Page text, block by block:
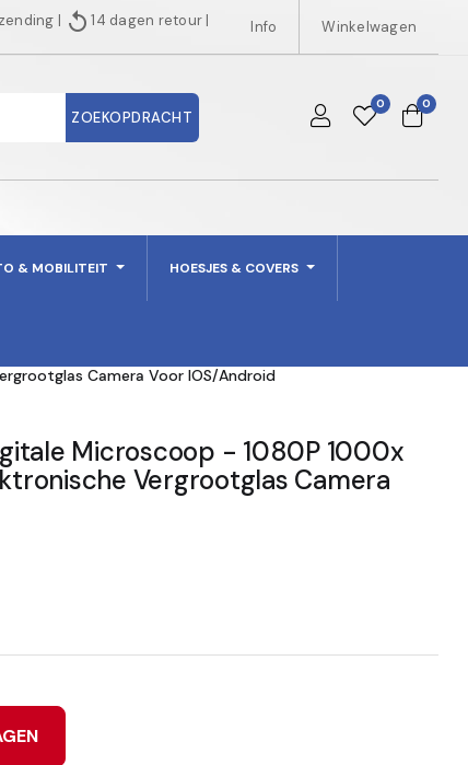
| replay14 dagen retour | Info Winkelwagen
ZOEKOPDRACHT
0 0
& MOBILITEIT HOESJES & COVERS
Camera Voor IOS/Android
Microscoop - 1080P 1000x
Vergrootglas Camera